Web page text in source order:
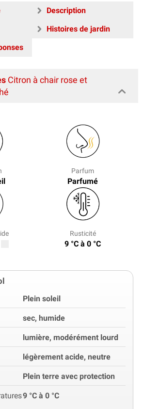
Description
Histoires de jardin
Citron à chair rose et
Parfum
Parfumé
Rusticité
9 °C à 0 °C
Plein soleil
sec, humide
lumière, modérément lourd
légèrement acide, neutre
Plein terre avec protection
9 °C à 0 °C